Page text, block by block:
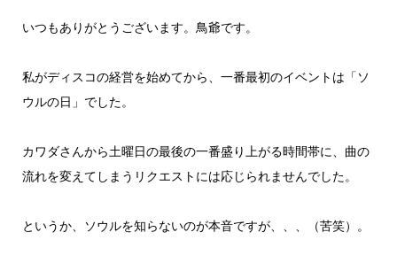
いつもありがとうございます。鳥爺です。
私がディスコの経営を始めてから、一番最初のイベントは「ソ
ウルの日」でした。
カワダさんから土曜日の最後の一番盛り上がる時間帯に、曲の
流れを変えてしまうリクエストには応じられませんでした。
というか、ソウルを知らないのが本音ですが、、、（苦笑）。